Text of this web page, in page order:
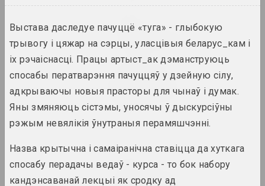
Анірычная рэальнасць
2024. масштабная выстаўка
Уладзімір Парфянок
2024. персанальная выстава
КУРС ТУГА
Матэрыя мастацтва
2024. масштабная выстаўка
Выстава даследуе пачуццё «туга» - глыбокую
трывогу і цяжар на сэрцы, уласцівыя беларус_кам і
іх рэчаіснасці. Працы артыст_ак дэманструюць
спосабы ператварэння пачуццяў у дзейную сілу,
адкрываючы новыя прасторы для чынаў і думак.
Яны змяняюць сістэмы, уносячы ў дыскурсіўны
рэжым невялікія ўнутраныя перамяшчэнні.
Назва крытычна і самаіранічна ставіцца да хуткага
спосабу перадачы ведаў - курса - то бок набору
кандэнсаванай лекцыі як сродку ад